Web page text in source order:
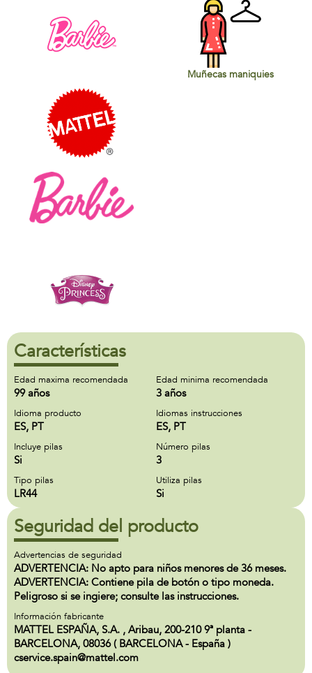
Muñecas maniquies
Características
Edad maxima recomendada
99 años
Edad minima recomendada
3 años
Idioma producto
ES, PT
Idiomas instrucciones
ES, PT
Incluye pilas
Si
Número pilas
3
Tipo pilas
LR44
Utiliza pilas
Si
Seguridad del producto
Advertencias de seguridad
ADVERTENCIA: No apto para niños menores de 36 meses.
ADVERTENCIA: Contiene pila de botón o tipo moneda.
Peligroso si se ingiere; consulte las instrucciones.
Información fabricante
MATTEL ESPAÑA, S.A. , Aribau, 200-210 9ª planta -
BARCELONA, 08036 ( BARCELONA - España )
cservice.spain@mattel.com